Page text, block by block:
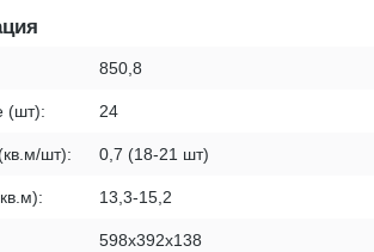
850,8
(шт): 24
шт): 0,7 (18-21 шт)
13,3-15,2
598х392х138